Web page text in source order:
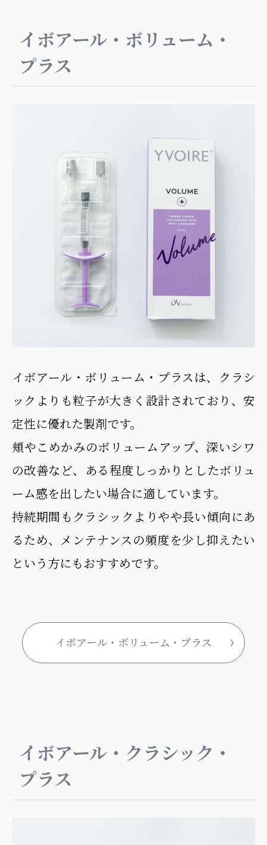
イボアール・ボリューム・
プラス
イボアール・ボリューム・プラスは、クラシ
ックよりも粒子が大きく設計されており、安
定性に優れた製剤です。
頬やこめかみのボリュームアップ、深いシワ
の改善など、ある程度しっかりとしたボリュ
ーム感を出したい場合に適しています。
持続期間もクラシックよりやや長い傾向にあ
るため、メンテナンスの頻度を少し抑えたい
という方にもおすすめです。
イボアール・ボリューム・プラス
イボアール・クラシック・
プラス